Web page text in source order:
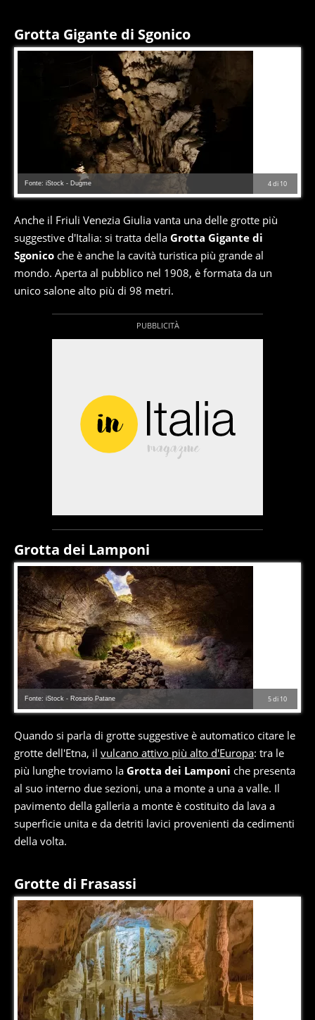
Grotta Gigante di Sgonico
4di 10
Fonte: iStock - Dugme
Anche il Friuli Venezia Giulia vanta una delle grotte più
suggestive d'Italia: si tratta della Grotta Gigante di
Sgonico che è anche la cavità turistica più grande al
mondo. Aperta al pubblico nel 1908, è formata da un
unico salone alto più di 98 metri.
Grotta dei Lamponi
5di 10
Fonte: iStock - Rosario Patane
Quando si parla di grotte suggestive è automatico citare le
grotte dell'Etna, il vulcano attivo più alto d'Europa: tra le
più lunghe troviamo la Grotta dei Lamponi che presenta
al suo interno due sezioni, una a monte a una a valle. Il
pavimento della galleria a monte è costituito da lava a
superficie unita e da detriti lavici provenienti da cedimenti
della volta.
Grotte di Frasassi